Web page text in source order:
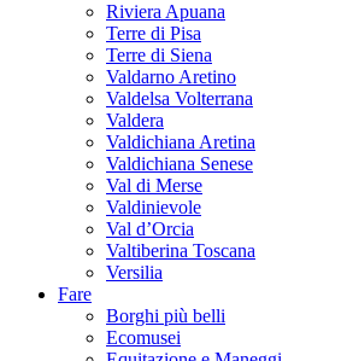
Riviera Apuana
Terre di Pisa
Terre di Siena
Valdarno Aretino
Valdelsa Volterrana
Valdera
Valdichiana Aretina
Valdichiana Senese
Val di Merse
Valdinievole
Val d’Orcia
Valtiberina Toscana
Versilia
Fare
Borghi più belli
Ecomusei